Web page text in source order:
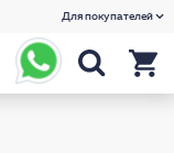
Для покупателей